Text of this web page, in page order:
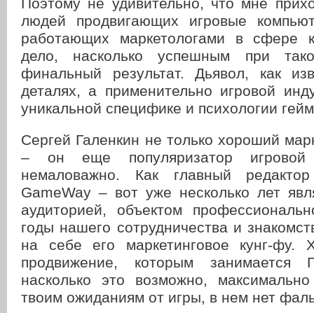
людей продвигающих игровые
работающих маркетологами в сфере
дело, насколько успешным при
финальный результат. Дьявол, как
деталях, а применительно игровой
уникальной специфике и психологии
Сергей Галенкин не только хороший
– он еще популяризатор игровой
немаловажно. Как главный
GameWay – вот уже несколько лет
аудиторией, объектом
годы нашего сотрудничества и
на себе его маркетинговое кунг-фу.
продвижение, которым занимается
насколько это возможно,
твоим ожиданиям от игры, в нем нет